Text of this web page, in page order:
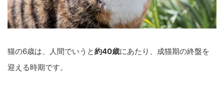
猫の6歳は、人間でいうと約40歳にあたり、成猫期の終盤を
迎える時期です。